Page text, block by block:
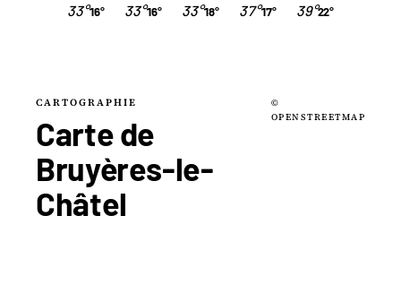
33°16° 33°16° 33°18° 37°17° 39°22°
CARTOGRAPHIE
Carte de
Bruyères-le-
Châtel
©
OPENSTREETMAP